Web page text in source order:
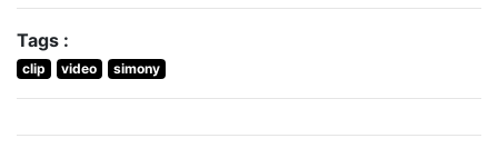
Tags :
clip video simony